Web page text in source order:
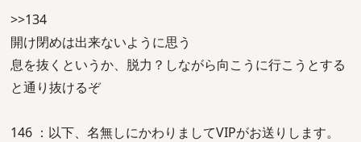
>>134
開け閉めは出来ないように思う
息を抜くというか、脱力？しながら向こうに行こうとする
と通り抜けるぞ
146 ：以下、名無しにかわりましてVIPがお送りします。